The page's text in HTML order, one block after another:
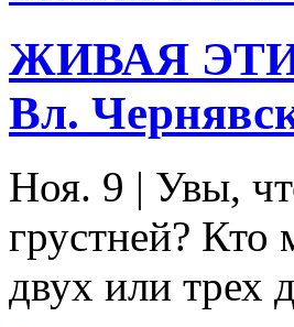
ЖИВАЯ
Вл.
Ноя. 9 | Увы,
грустней? Кто
двух или трех